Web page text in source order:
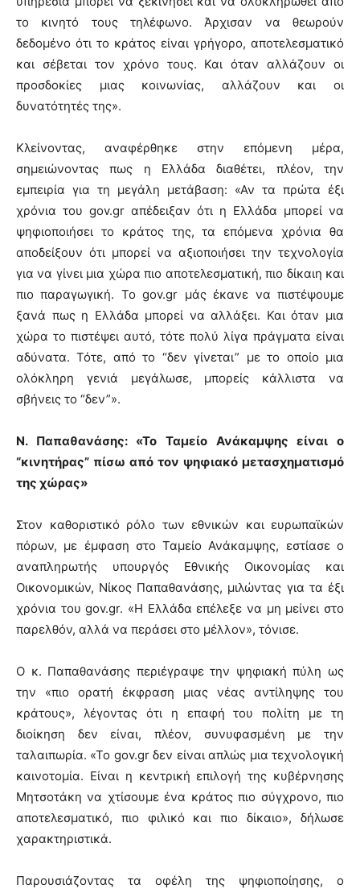
το κινητό τους τηλέφωνο. Άρχισαν να θεωρούν
δεδομένο ότι το κράτος είναι γρήγορο, αποτελεσματικό
και σέβεται τον χρόνο τους. Και όταν αλλάζουν οι
προσδοκίες μιας κοινωνίας, αλλάζουν και οι
δυνατότητές της».
Κλείνοντας, αναφέρθηκε στην επόμενη μέρα,
σημειώνοντας πως η Ελλάδα διαθέτει, πλέον, την
εμπειρία για τη μεγάλη μετάβαση: «Αν τα πρώτα έξι
χρόνια του gov.gr απέδειξαν ότι η Ελλάδα μπορεί να
ψηφιοποιήσει το κράτος της, τα επόμενα χρόνια θα
αποδείξουν ότι μπορεί να αξιοποιήσει την τεχνολογία
για να γίνει μια χώρα πιο αποτελεσματική, πιο δίκαιη και
πιο παραγωγική. Το gov.gr μάς έκανε να πιστέψουμε
ξανά πως η Ελλάδα μπορεί να αλλάξει. Και όταν μια
χώρα το πιστέψει αυτό, τότε πολύ λίγα πράγματα είναι
αδύνατα. Τότε, από το “δεν γίνεται” με το οποίο μια
ολόκληρη γενιά μεγάλωσε, μπορείς κάλλιστα να
σβήνεις το “δεν”».
Ν. Παπαθανάσης: «Το Ταμείο Ανάκαμψης είναι ο
“κινητήρας” πίσω από τον ψηφιακό μετασχηματισμό
της χώρας»
Στον καθοριστικό ρόλο των εθνικών και ευρωπαϊκών
πόρων, με έμφαση στο Ταμείο Ανάκαμψης, εστίασε ο
αναπληρωτής υπουργός Εθνικής Οικονομίας και
Οικονομικών, Νίκος Παπαθανάσης, μιλώντας για τα έξι
χρόνια του gov.gr. «Η Ελλάδα επέλεξε να μη μείνει στο
παρελθόν, αλλά να περάσει στο μέλλον», τόνισε.
Ο κ. Παπαθανάσης περιέγραψε την ψηφιακή πύλη ως
την «πιο ορατή έκφραση μιας νέας αντίληψης του
κράτους», λέγοντας ότι η επαφή του πολίτη με τη
διοίκηση δεν είναι, πλέον, συνυφασμένη με την
ταλαιπωρία. «Το gov.gr δεν είναι απλώς μια τεχνολογική
καινοτομία. Είναι η κεντρική επιλογή της κυβέρνησης
Μητσοτάκη να χτίσουμε ένα κράτος πιο σύγχρονο, πιο
αποτελεσματικό, πιο φιλικό και πιο δίκαιο», δήλωσε
χαρακτηριστικά.
Παρουσιάζοντας τα οφέλη της ψηφιοποίησης, ο